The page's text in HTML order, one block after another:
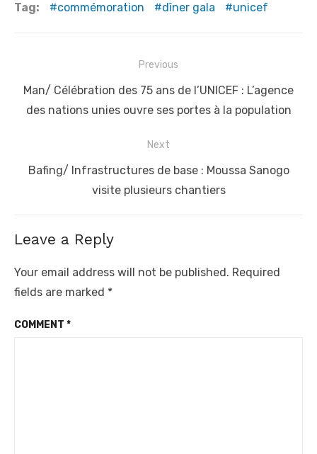
Tag: commémoration dîner gala unicef
navigation
Previous
Previous
post:
Man/ Célébration des 75 ans de l’UNICEF : L’agence
des nations unies ouvre ses portes à la population
Next
Next
Bafing/ Infrastructures de base : Moussa Sanogo
visite plusieurs chantiers
Leave a Reply
Your email address will not be published. Required
fields are marked *
COMMENT *